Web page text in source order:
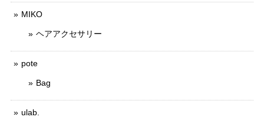
MIKO
ヘアアクセサリー
pote
Bag
ulab.